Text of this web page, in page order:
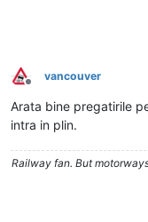
Deconectat
vancouver
Arata bine pregatirile
intra in plin.
Railway fan. But